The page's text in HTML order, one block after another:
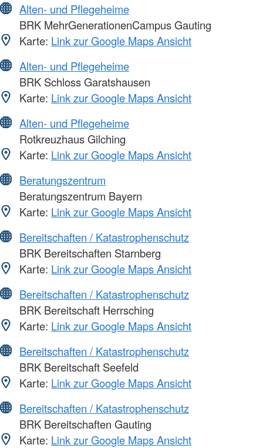
Alten- und Pflegeheime
BRK MehrGenerationenCampus Gauting
Karte: Link zur Google Maps Ansicht
Alten- und Pflegeheime
BRK Schloss Garatshausen
Karte: Link zur Google Maps Ansicht
Alten- und Pflegeheime
Rotkreuzhaus Gilching
Karte: Link zur Google Maps Ansicht
Beratungszentrum
Beratungszentrum Bayern
Karte: Link zur Google Maps Ansicht
Bereitschaften / Katastrophenschutz
BRK Bereitschaften Starnberg
Karte: Link zur Google Maps Ansicht
Bereitschaften / Katastrophenschutz
BRK Bereitschaft Herrsching
Karte: Link zur Google Maps Ansicht
Bereitschaften / Katastrophenschutz
BRK Bereitschaft Seefeld
Karte: Link zur Google Maps Ansicht
Bereitschaften / Katastrophenschutz
BRK Bereitschaften Gauting
Karte: Link zur Google Maps Ansicht